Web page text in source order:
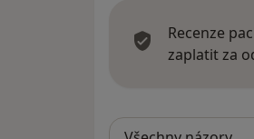
Recenze
zaplatit za